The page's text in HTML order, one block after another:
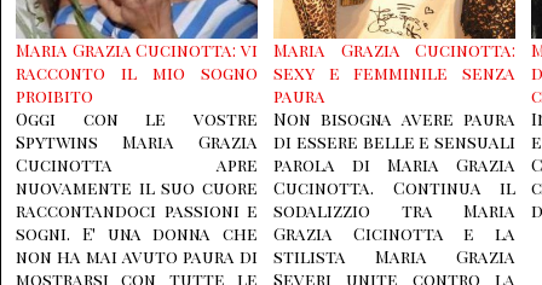
Maria Grazia Cucinotta: vi
racconto il mio sogno
proibito
Oggi con le vostre
Spytwins Maria Grazia
Cucinotta apre
nuovamente il suo cuore
raccontandoci passioni e
sogni. E' una donna che
non ha mai avuto paura di
mostrarsi con tutte le
Maria Grazia Cucinotta:
sexy e femminile senza
paura
Non bisogna avere paura
di essere belle e sensuali
parola di Maria Grazia
Cucinotta. Continua il
sodalizzio tra Maria
Grazia Cicinotta e la
stilista Maria Grazia
Severi unite contro la